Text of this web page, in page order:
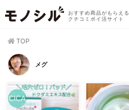
おすすめ商品がもらえる
クチコミポイ活サイト
TOP
メグ